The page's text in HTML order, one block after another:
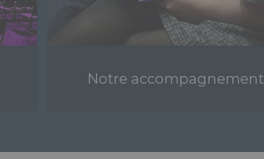
Notre accompagnement